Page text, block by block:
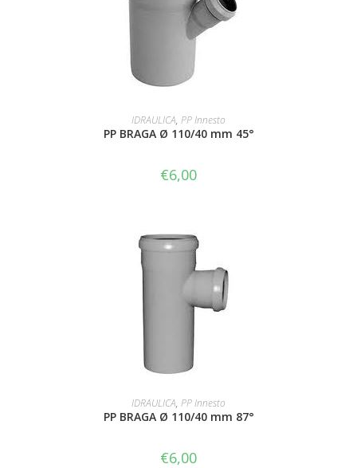
AGGIUNGI AL CARRELLO
IDRAULICA, PP Innesto
PP BRAGA Ø 110/40 mm 45°
€6,00
AGGIUNGI AL CARRELLO
IDRAULICA, PP Innesto
PP BRAGA Ø 110/40 mm 87°
€6,00